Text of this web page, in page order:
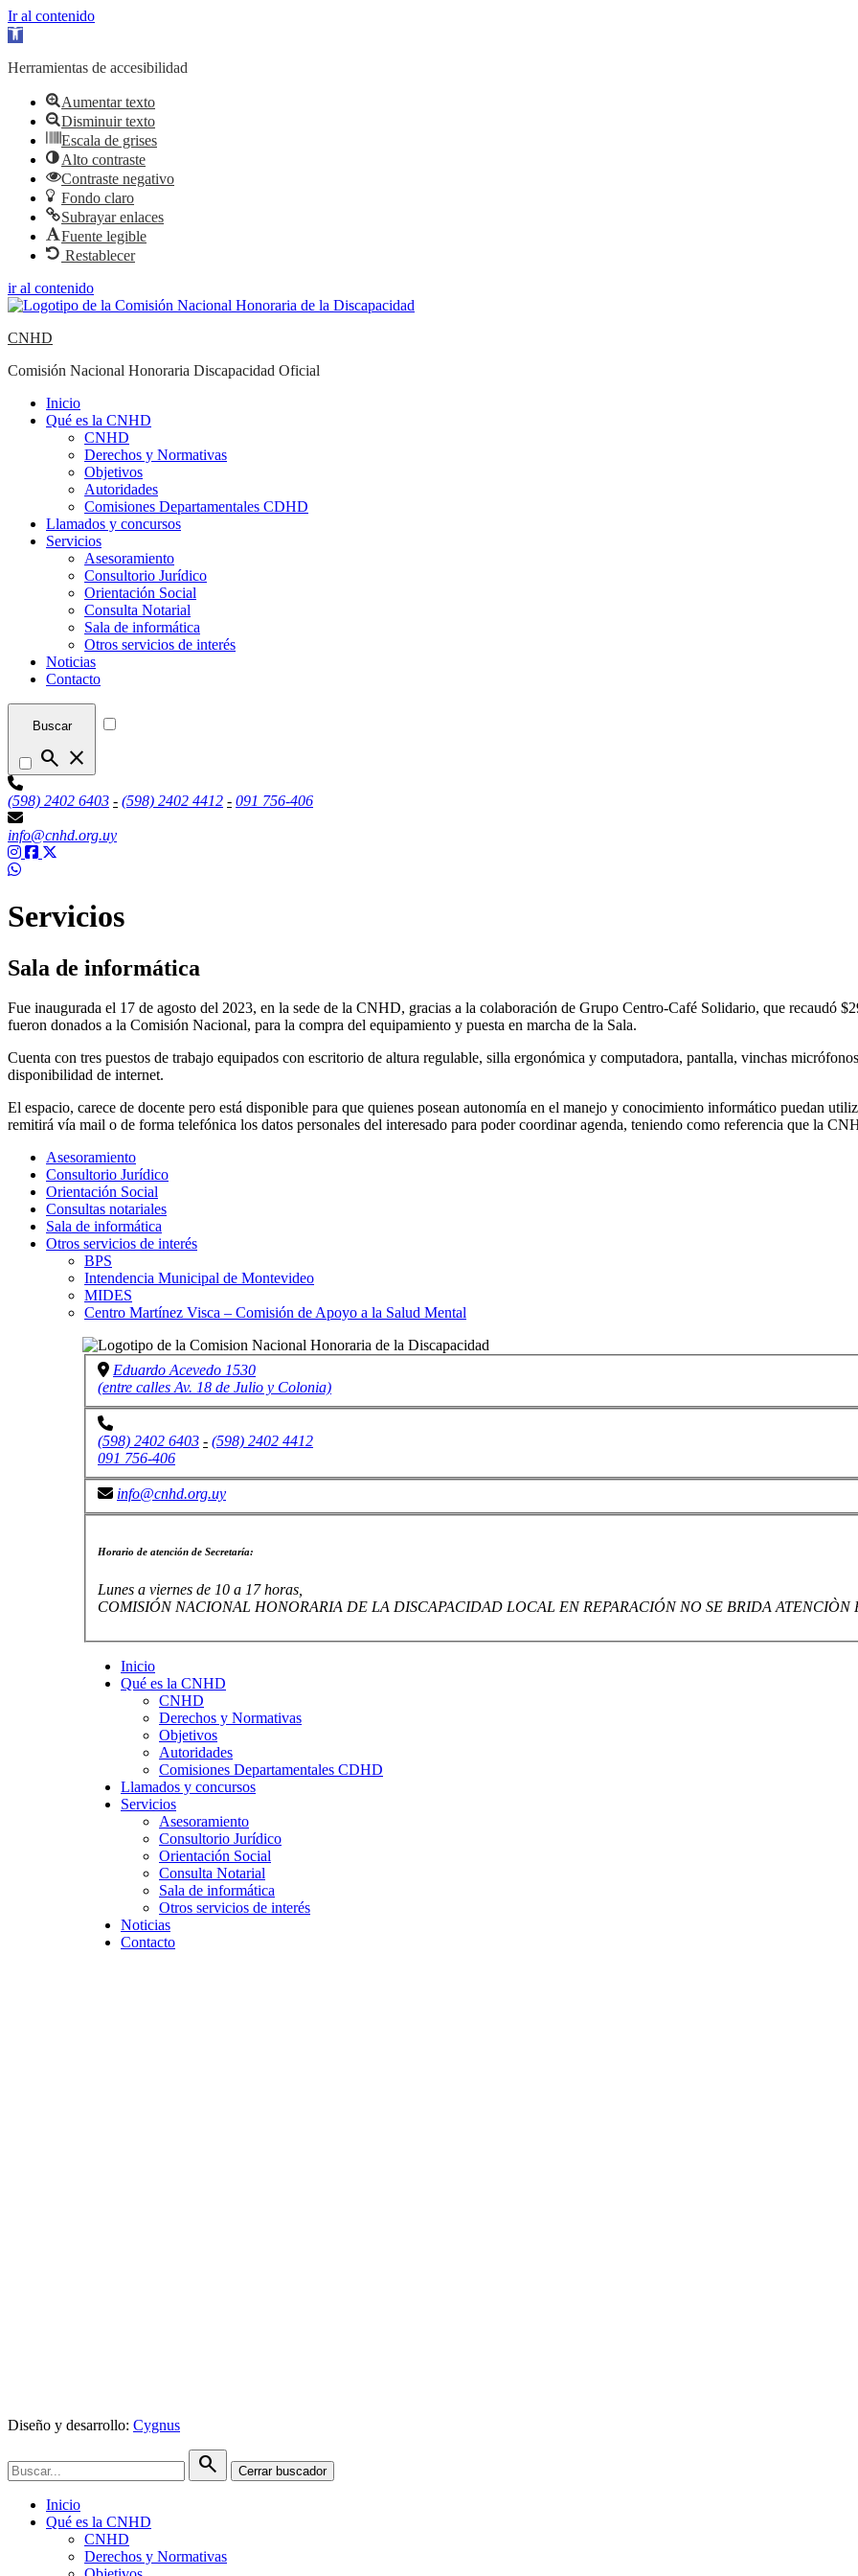
Ir al contenido
Abrir barra de herramientas
Herramientas de accesibilidad
Aumentar texto
Disminuir texto
Escala de grises
Alto contraste
Contraste negativo
Fondo claro
Subrayar enlaces
Fuente legible
Restablecer
ir al contenido
CNHD
Comisión Nacional Honoraria Discapacidad Oficial
Inicio
Qué es la CNHD
CNHD
Derechos y Normativas
Objetivos
Autoridades
Comisiones Departamentales CDHD
Llamados y concursos
Servicios
Asesoramiento
Consultorio Jurídico
Orientación Social
Consulta Notarial
Sala de informática
Otros servicios de interés
Noticias
Contacto
Buscar
search close
(598) 2402 6403 - (598) 2402 4412 - 091 756-406
info@cnhd.org.uy
Servicios
Sala de informática
Fue inaugurada el 17 de agosto del 2023, en la sede de la CNHD, gracias a la colaboración de Grupo Centro-Café Solidario, que recaudó
fueron donados a la Comisión Nacional, para la compra del equipamiento y puesta en marcha de la Sala.
Cuenta con tres puestos de trabajo equipados con escritorio de altura regulable, silla ergonómica y computadora, pantalla, vinchas
disponibilidad de internet.
El espacio, carece de docente pero está disponible para que quienes posean autonomía en el manejo y conocimiento informático puedan
remitirá vía mail o de forma telefónica los datos personales del interesado para poder coordinar agenda, teniendo como referencia que la
Asesoramiento
Consultorio Jurídico
Orientación Social
Consultas notariales
Sala de informática
Otros servicios de interés
BPS
Intendencia Municipal de Montevideo
MIDES
Centro Martínez Visca – Comisión de Apoyo a la Salud Mental
Eduardo Acevedo 1530
(entre calles Av. 18 de Julio y Colonia)
(598) 2402 6403 - (598) 2402 4412
091 756-406
info@cnhd.org.uy
Horario de atención de Secretaría:
Lunes a viernes de 10 a 17 horas,
COMISIÓN NACIONAL HONORARIA DE LA DISCAPACIDAD LOCAL EN REPARACIÓN NO SE BRIDA ATENCIÒN
Inicio
Qué es la CNHD
CNHD
Derechos y Normativas
Objetivos
Autoridades
Comisiones Departamentales CDHD
Llamados y concursos
Servicios
Asesoramiento
Consultorio Jurídico
Orientación Social
Consulta Notarial
Sala de informática
Otros servicios de interés
Noticias
Contacto
Diseño y desarrollo: Cygnus
search Cerrar buscador
Inicio
Qué es la CNHD
CNHD
Derechos y Normativas